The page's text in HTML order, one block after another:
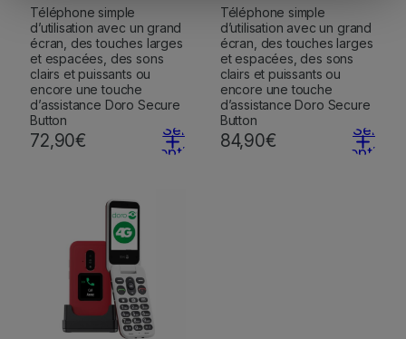
Téléphone simple
d’utilisation avec un grand
écran, des touches larges
et espacées, des sons
clairs et puissants ou
encore une touche
d’assistance Doro Secure
Button
72,90€
Select
options
Téléphone simple
d’utilisation avec un grand
écran, des touches larges
et espacées, des sons
clairs et puissants ou
encore une touche
d’assistance Doro Secure
Button
84,90€
Select
options